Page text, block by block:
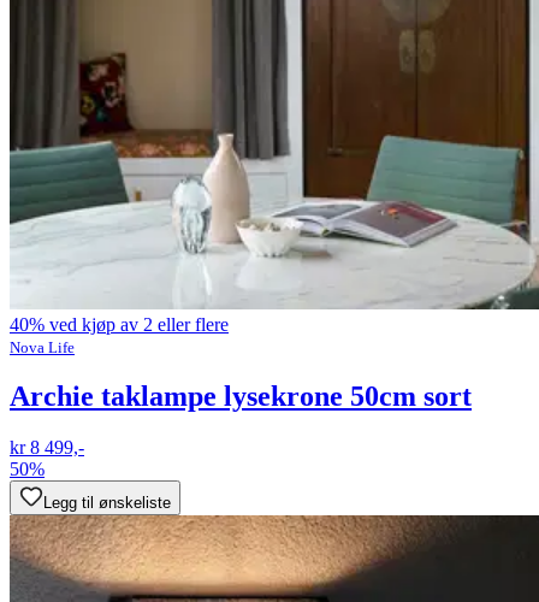
40% ved kjøp av 2 eller flere
Nova Life
Archie taklampe lysekrone 50cm sort
kr 8 499,-
50%
Legg til ønskeliste